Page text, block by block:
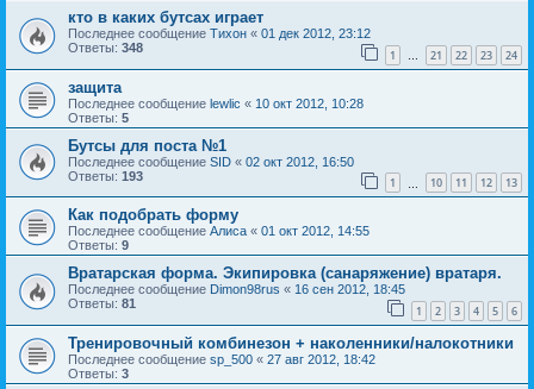
кто в каких бутсах играет
Последнее сообщение Тихон « 01 дек 2012, 23:12
Ответы: 348 1 … 21 22 23 24
защита
Последнее сообщение lewlic « 10 окт 2012, 10:28
Ответы: 5
Бутсы для поста №1
Последнее сообщение SID « 02 окт 2012, 16:50
Ответы: 193 1 10 11 12 13
Как подобрать форму
Последнее сообщение Алиса « 01 окт 2012, 14:55
Ответы: 9
Вратарская форма. Экипировка (санаряжение) вратаря.
Последнее сообщение Dimon98rus « 16 сен 2012, 18:45
Ответы: 81 1 2 3 4 5 6
Тренировочный комбинезон + наколенники/налокотники
Последнее сообщение sp_500 « 27 авг 2012, 18:42
Ответы: 3